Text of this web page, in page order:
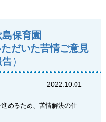
保育園
だいた苦情ご意見
）
2022.10.01
めるため、苦情解決の仕